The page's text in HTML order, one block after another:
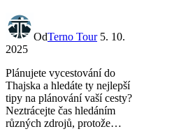
OdTerno Tour 5. 10.
2025
Plánujete vycestování do
Thajska a hledáte ty nejlepší
tipy na plánování vaší cesty?
Neztrácejte čas hledáním
různých zdrojů, protože…